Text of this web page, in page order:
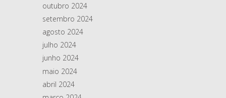
outubro 2024
setembro 2024
agosto 2024
julho 2024
junho 2024
maio 2024
abril 2024